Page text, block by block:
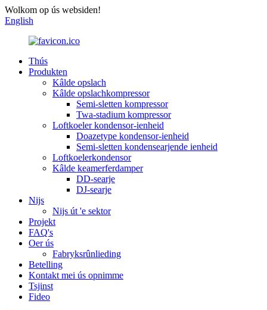
Wolkom op ús websiden!
English
Thús
Produkten
Kâlde opslach
Kâlde opslachkompressor
Semi-sletten kompressor
Twa-stadium kompressor
Loftkoeler kondensor-ienheid
Doazetype kondensor-ienheid
Semi-sletten kondensearjende ienheid
Loftkoelerkondensor
Kâlde keamerferdamper
DD-searje
DJ-searje
Nijs
Nijs út 'e sektor
Projekt
FAQ's
Oer ús
Fabryksrûnlieding
Betelling
Kontakt mei ús opnimme
Tsjinst
Fideo